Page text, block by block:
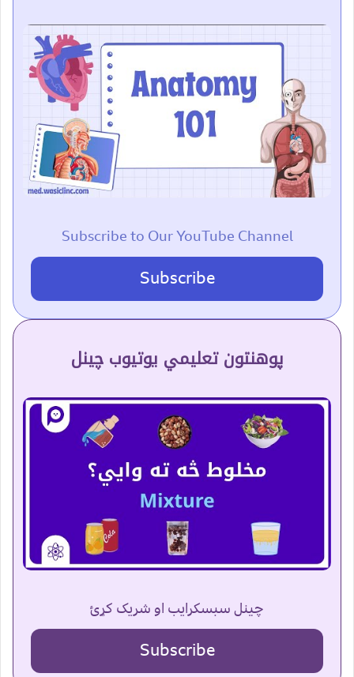
Subscribe to Our YouTube Channel
Subscribe
پوهنتون تعلیمي یوتیوب چینل
چینل سبسکرایب او شریک کړئ
Subscribe